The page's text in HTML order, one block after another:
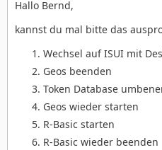
Hallo Bernd,
kannst du mal bitte das
Wechsel auf ISUI mit
Geos beenden
Token Database
Geos wieder starten
R-Basic starten
R-Basic wieder beenden